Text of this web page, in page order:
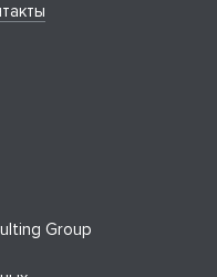
Group